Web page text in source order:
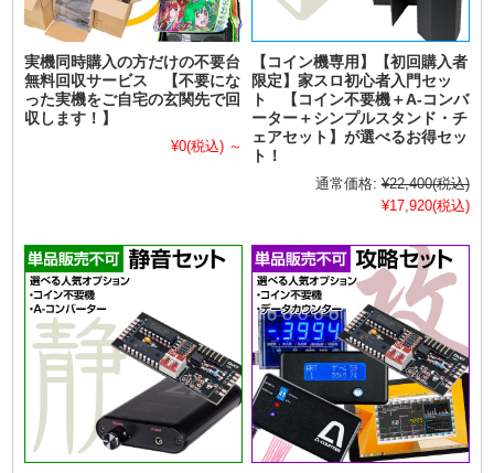
実機同時購入の方だけの不要台
無料回収サービス 【不要にな
った実機をご自宅の玄関先で回
収します！】
¥0(税込) ～
【コイン機専用】【初回購入者
限定】家スロ初心者入門セッ
ト 【コイン不要機＋A-コンバ
ーター＋シンプルスタンド・チ
ェアセット】が選べるお得セッ
ト！
通常価格: ¥22,400(税込)
¥17,920(税込)